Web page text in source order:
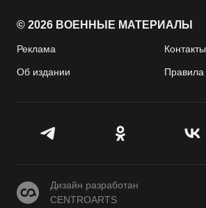
© 2026 ВОЕННЫЕ МАТЕРИАЛЫ
Реклама Контакты
Об издании Правила
CENTROARTS